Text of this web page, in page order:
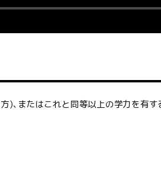
)､またはこれと同等以上の学力を有す